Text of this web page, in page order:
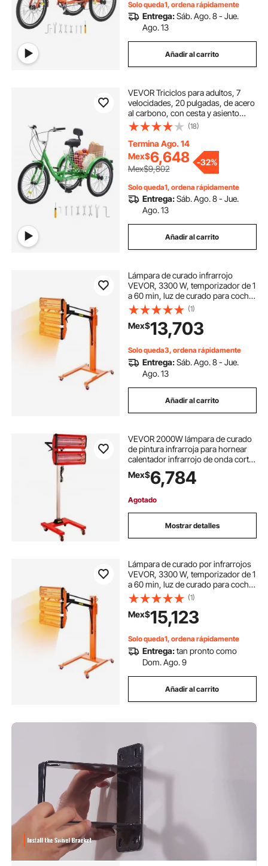
Solo queda1, ordena rápidamente
Entrega:Sáb. Ago. 8 - Jue.
Ago. 13
Añadir al carrito
VEVOR Triciclos para adultos, 7
velocidades, 20 pulgadas, de acero
al carbono, con cesta y asiento
ajustable, ideal para picnics,
compras, para personas mayores,
mujeres y hombres (verde)
(18)
Termina Ago. 14
Mex$6,648
Mex$9,802
-32%
Solo queda1, ordena rápidamente
Entrega:Sáb. Ago. 8 - Jue.
Ago. 13
Añadir al carrito
Lámpara de curado infrarrojo
VEVOR, 3300 W, temporizador de 1
a 60 min, luz de curado para coche
con calentamiento automático y
soporte, área de horneado de 8,61
pies cuadrados, calentadores para
cabinas de horneado por
aspersión, secador de pintura para
reparaciones in situ y secado de
motores.
(1)
Mex$13,703
Solo queda3, ordena rápidamente
Entrega:Sáb. Ago. 8 - Jue.
Ago. 13
Añadir al carrito
VEVOR 2000W lámpara de curado
de pintura infrarroja para hornear
calentador infrarrojo de onda corta
Reparación de carrocería de coche
secador/soporte de pintura
Mex$6,784
Agotado
Mostrar detalles
Lámpara de curado por infrarrojos
VEVOR, 3300 W, temporizador de 1
a 60 min, luz de curado para coche
con calentamiento automático y
soporte, 8,61 pies cuadrados de
área de horneado, calentadores
para cabina de horneado por
aspersión, secador de pintura para
reparaciones in situ, secado de
motores (1 unidad)
(1)
Mex$15,123
Solo queda1, ordena rápidamente
Entrega:tan pronto como
Dom. Ago. 9
Añadir al carrito